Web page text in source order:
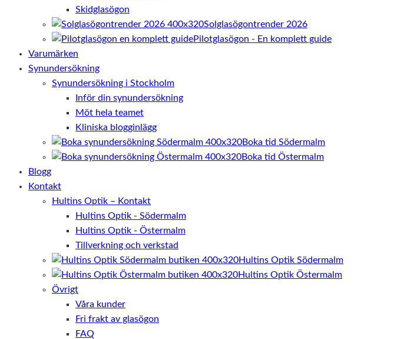
Skidglasögon
Solglasögontrender 2026
Pilotglasögon - En komplett guide
Varumärken
Synundersökning
Synundersökning i Stockholm
Inför din synundersökning
Möt hela teamet
Kliniska blogginlägg
Boka tid Södermalm
Boka tid Östermalm
Blogg
Kontakt
Hultins Optik – Kontakt
Hultins Optik - Södermalm
Hultins Optik - Östermalm
Tillverkning och verkstad
Hultins Optik Södermalm
Hultins Optik Östermalm
Övrigt
Våra kunder
Fri frakt av glasögon
FAQ